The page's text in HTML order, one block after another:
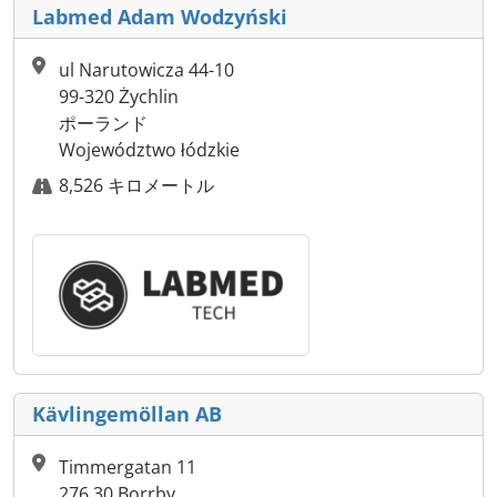
Labmed Adam Wodzyński
ul Narutowicza 44-10
99-320 Żychlin
ポーランド
Województwo łódzkie
8,526 キロメートル
Kävlingemöllan AB
Timmergatan 11